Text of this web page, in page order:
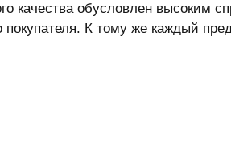
качества обусловлен высоким
покупателя. К тому же каждый